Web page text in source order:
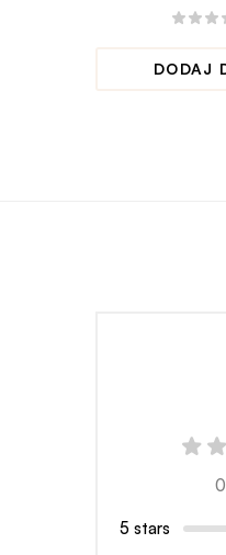
DODAJ
5 stars